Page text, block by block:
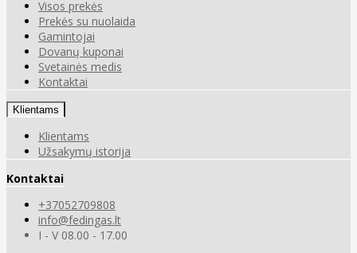
Visos prekės
Prekės su nuolaida
Gamintojai
Dovanų kuponai
Svetainės medis
Kontaktai
Klientams
Klientams
Užsakymų istorija
Kontaktai
+37052709808
info@fedingas.lt
I - V 08.00 - 17.00